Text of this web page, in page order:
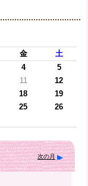
金
土
4
5
11
12
18
19
25
26
次の月